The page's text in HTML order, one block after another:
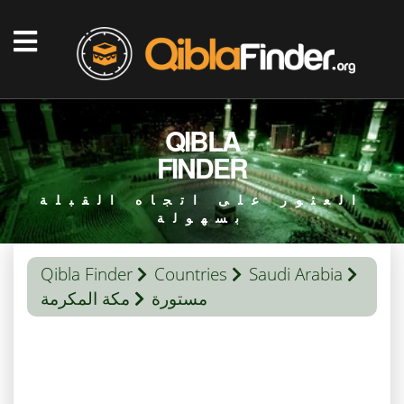
QIBLA
FINDER
العثور على اتجاه القبلة
بسهولة
Qibla Finder Countries
Saudi Arabia
مكة المكرمة
مستورة